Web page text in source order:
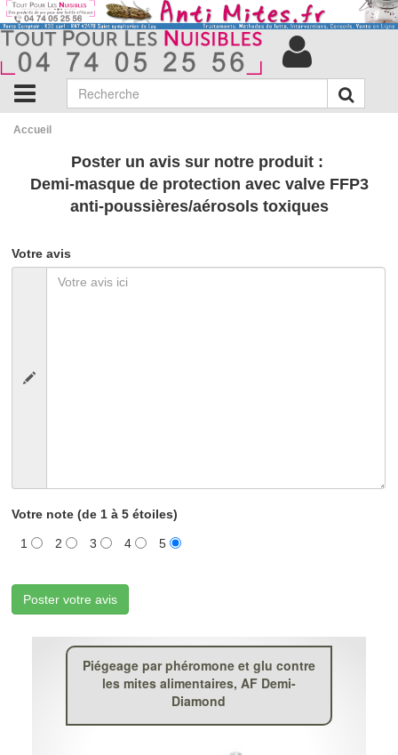
Accueil
Poster un avis sur notre produit :
Demi-masque de protection avec valve FFP3
anti-poussières/aérosols toxiques
Votre avis
Votre note (de 1 à 5 étoiles)
1 2 3 4 5
Poster votre avis
Piégeage par phéromone et glu contre
les mites alimentaires, AF Demi-
Diamond